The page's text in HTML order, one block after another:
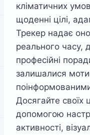
кліматичних
щоденні цілі,
Трекер надає
реального часу,
професійні
залишалися
Досягайте своїх
допомогою
активності,